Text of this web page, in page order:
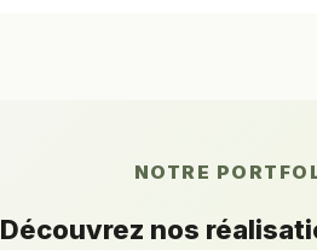
NOTRE
Découvrez nos